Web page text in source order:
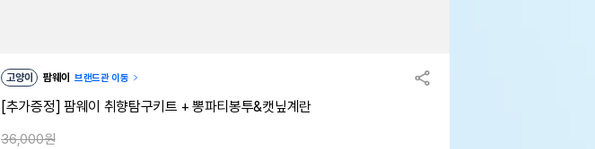
고양이 팜웨이 브랜드관 이동
[추가증정] 팜웨이 취향탐구키트 + 뽕파티봉투&캣닢계란
36,000원